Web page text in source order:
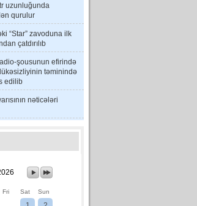
uzunluğunda
qurulur
“Star” zavoduna ilk
çatdırılıb
şousunun efirində
təminində
edilib
nəticələri
Fri Sat Sun